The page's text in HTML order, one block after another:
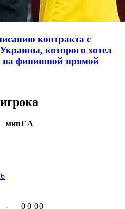
контракта с
которого хотел
на финишной прямой
минГА
- 0 0 00